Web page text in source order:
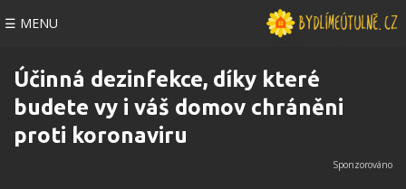
☰ MENU
Účinná dezinfekce, díky které
budete vy i váš domov chráněni
proti koronaviru